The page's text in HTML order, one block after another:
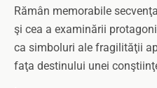
Rămân memorabile
şi cea a examinării
ca simboluri ale fragilităţii
faţa destinului unei